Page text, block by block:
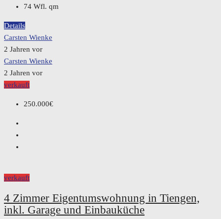
74 Wfl. qm
Details
Carsten Wienke
2 Jahren vor
Carsten Wienke
2 Jahren vor
verkauft
250.000€
verkauft
4 Zimmer Eigentumswohnung in Tiengen,
inkl. Garage und Einbauküche